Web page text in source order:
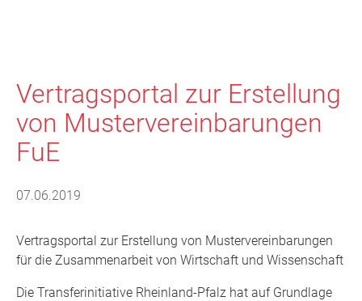
Vertragsportal zur Erstellung
von Mustervereinbarungen
FuE
07.06.2019
Vertragsportal zur Erstellung von Mustervereinbarungen
für die Zusammenarbeit von Wirtschaft und Wissenschaft
Die Transferinitiative Rheinland-Pfalz hat auf Grundlage